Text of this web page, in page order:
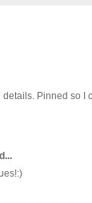
Pinned so I